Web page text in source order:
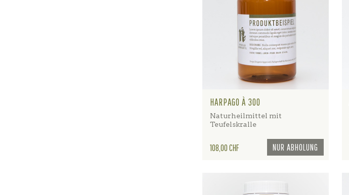
HARPAGO À 300
Naturheilmittel mit
Teufelskralle
NUR ABHOLUNG
Preis
108,00 CHF